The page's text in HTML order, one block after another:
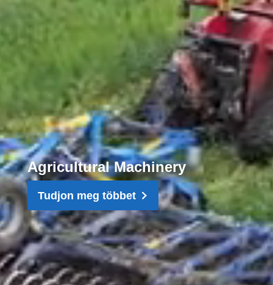
Agricultural Machinery
Tudjon meg többet